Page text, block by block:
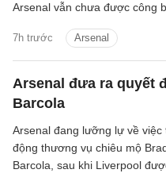
7h trước Arsenal
Arsenal vẫn chưa được công
Arsenal đưa ra quyết
Barcola
Arsenal đang lưỡng lự về việc
động thương vụ chiêu mộ
Barcola, sau khi Liverpool